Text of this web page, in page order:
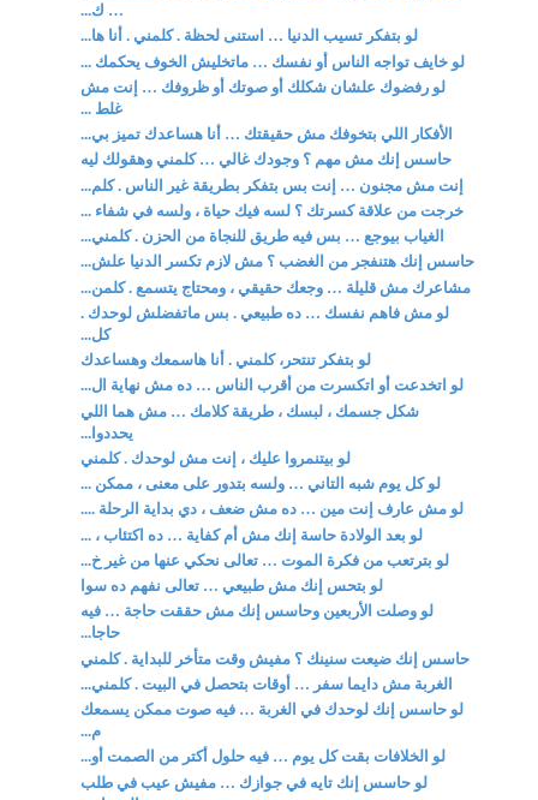
… ك...
لو بتفكر تسيب الدنيا … استنى لحظة . كلمني . أنا ها...
لو خايف تواجه الناس أو نفسك … ماتخليش الخوف يحكمك ...
لو رفضوك علشان شكلك أو صوتك أو ظروفك … إنت مش
غلط ...
الأفكار اللي بتخوفك مش حقيقتك … أنا هساعدك تميز بي...
حاسس إنك مش مهم ؟ وجودك غالي … كلمني وهقولك ليه
إنت مش مجنون … إنت بس بتفكر بطريقة غير الناس . كلم...
خرجت من علاقة كسرتك ؟ لسه فيك حياة ، ولسه في شفاء ...
الغياب بيوجع … بس فيه طريق للنجاة من الحزن . كلمني...
حاسس إنك هتنفجر من الغضب ؟ مش لازم تكسر الدنيا علش...
مشاعرك مش قليلة … وجعك حقيقي ، ومحتاج يتسمع . كلمن...
لو مش فاهم نفسك … ده طبيعي . بس ماتفضلش لوحدك .
كل...
لو بتفكر تنتحر، كلمني . أنا هاسمعك وهساعدك
لو اتخدعت أو اتكسرت من أقرب الناس … ده مش نهاية ال...
شكل جسمك ، لبسك ، طريقة كلامك … مش هما اللي
يحددوا...
لو بيتنمروا عليك ، إنت مش لوحدك . كلمني
لو كل يوم شبه التاني … ولسه بتدور على معنى ، ممكن ...
لو مش عارف إنت مين … ده مش ضعف ، دي بداية الرحلة ....
لو بعد الولادة حاسة إنك مش أم كفاية … ده اكتئاب ، ...
لو بترتعب من فكرة الموت … تعالى نحكي عنها من غير خ...
لو بتحس إنك مش طبيعي … تعالى نفهم ده سوا
لو وصلت الأربعين وحاسس إنك مش حققت حاجة … فيه
حاجا...
حاسس إنك ضيعت سنينك ؟ مفيش وقت متأخر للبداية . كلمني
الغربة مش دايما سفر … أوقات بتحصل في البيت . كلمني...
لو حاسس إنك لوحدك في الغربة … فيه صوت ممكن يسمعك
م...
لو الخلافات بقت كل يوم … فيه حلول أكتر من الصمت أو...
لو حاسس إنك تايه في جوازك … مفيش عيب في طلب